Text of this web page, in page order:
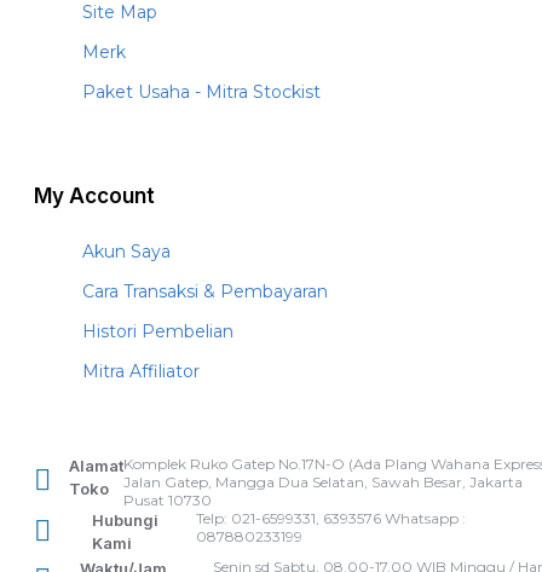
Site Map
Merk
Paket Usaha - Mitra Stockist
My Account
Akun Saya
Cara Transaksi & Pembayaran
Histori Pembelian
Mitra Affiliator
Alamat
Toko
Komplek Ruko Gatep No.17N-O (Ada Plang Wahana
Jalan Gatep, Mangga Dua Selatan, Sawah Besar, Jakarta
Pusat 10730
Hubungi
Kami
Telp: 021-6599331, 6393576 Whatsapp :
087880233199
Senin sd Sabtu, 08.00-17.00 WIB Minggu /